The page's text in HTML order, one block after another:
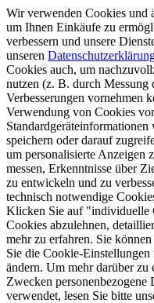
Wir verwenden Cookies und
um Ihnen Einkäufe zu
verbessern und unsere
unseren
Cookies auch, um
nutzen (z. B. durch
Verbesserungen vornehmen
Verwendung von Cookies
speichern oder darauf
um personalisierte Anzeigen
messen, Erkenntnisse über
zu entwickeln und zu
technisch notwendige
Klicken Sie auf "individuelle
Cookies abzulehnen,
mehr zu erfahren. Sie
Sie die Cookie-
ändern. Um mehr darüber
Zwecken
verwendet, lesen Sie bitte